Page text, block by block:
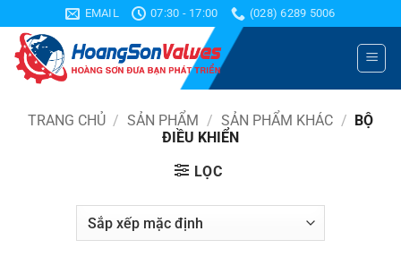
qua
nội
dung
EMAIL 07:30 - 17:00 (028) 6289 5006
TRANG CHỦ / SẢN PHẨM / SẢN PHẨM KHÁC / BỘ
ĐIỀU KHIỂN
LỌC